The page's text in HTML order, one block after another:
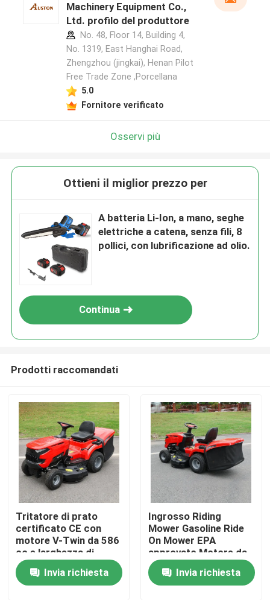
Lasciate un messaggio
Ti richiameremo presto!
Invia
Casa.
Prodotti
Machinery Equipment Co.,
Ltd. profilo del produttore
No. 48, Floor 14, Building 4,
No. 1319, East Hanghai Road,
Zhengzhou (jingkai), Henan Pilot
Free Trade Zone ,Porcellana
5.0
Fornitore verificato
Osservi più
Ottieni il miglior prezzo per
A batteria Li-Ion, a mano, seghe
elettriche a catena, senza fili, 8
pollici, con lubrificazione ad olio.
Continua
Prodotti raccomandati
Tritatore di prato
certificato CE con
motore V-Twin da 586
cc e larghezza di
taglio di 40,2 pollici
con catturatore di
erba da 245 litri
Invia richiesta
Ingrosso Riding
Mower Gasoline Ride
On Mower EPA
approvato Motore da
420cc 38" Larghezza
di taglio Tractor per
prato OEM supporto
Invia richiesta